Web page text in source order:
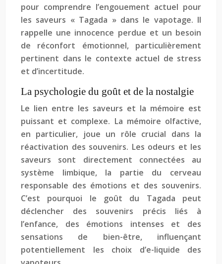
pour comprendre l’engouement actuel pour
les saveurs « Tagada » dans le vapotage. Il
rappelle une innocence perdue et un besoin
de réconfort émotionnel, particulièrement
pertinent dans le contexte actuel de stress
et d’incertitude.
La psychologie du goût et de la nostalgie
Le lien entre les saveurs et la mémoire est
puissant et complexe. La mémoire olfactive,
en particulier, joue un rôle crucial dans la
réactivation des souvenirs. Les odeurs et les
saveurs sont directement connectées au
système limbique, la partie du cerveau
responsable des émotions et des souvenirs.
C’est pourquoi le goût du Tagada peut
déclencher des souvenirs précis liés à
l’enfance, des émotions intenses et des
sensations de bien-être, influençant
potentiellement les choix d’e-liquide des